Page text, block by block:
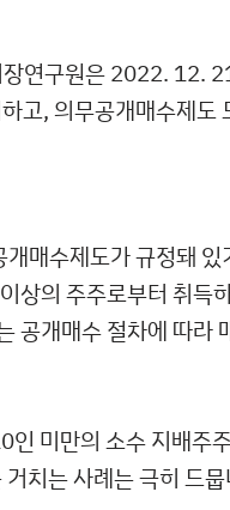
연구원은 2022. 12.
고, 의무공개매수제
매수제도가 규정돼
상의 주주로부터 취득
공개매수 절차에 따라
미만의 소수 지배주
치는 사례는 극히 드